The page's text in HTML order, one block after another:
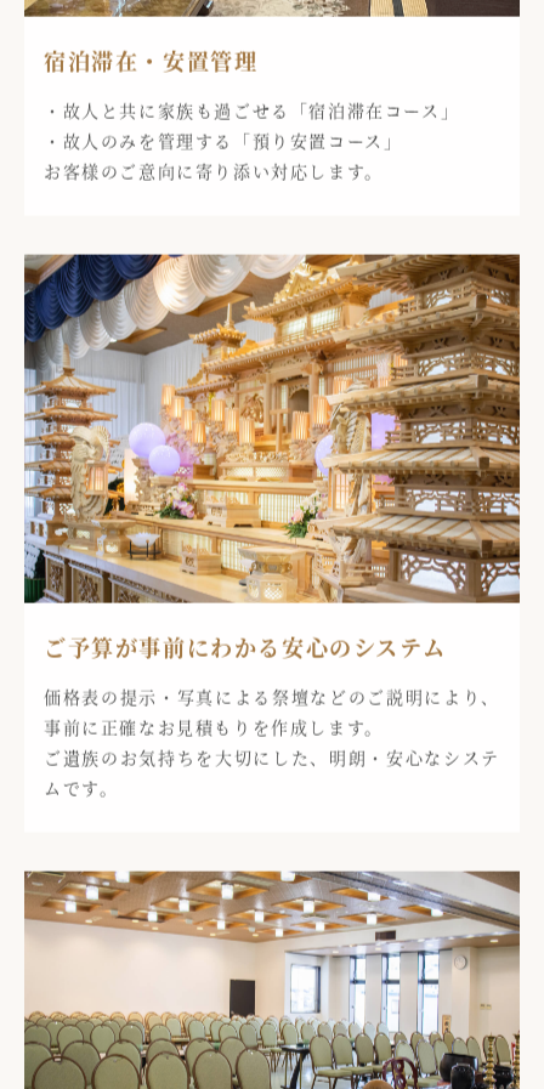
宿泊滞在・安置管理
・故人と共に家族も過ごせる「宿泊滞在コース」
・故人のみを管理する「預り安置コース」
お客様のご意向に寄り添い対応します。
ご予算が事前にわかる安心のシステム
価格表の提示・写真による祭壇などのご説明により、
事前に正確なお見積もりを作成します。
ご遺族のお気持ちを大切にした、明朗・安心なシステ
ムです。